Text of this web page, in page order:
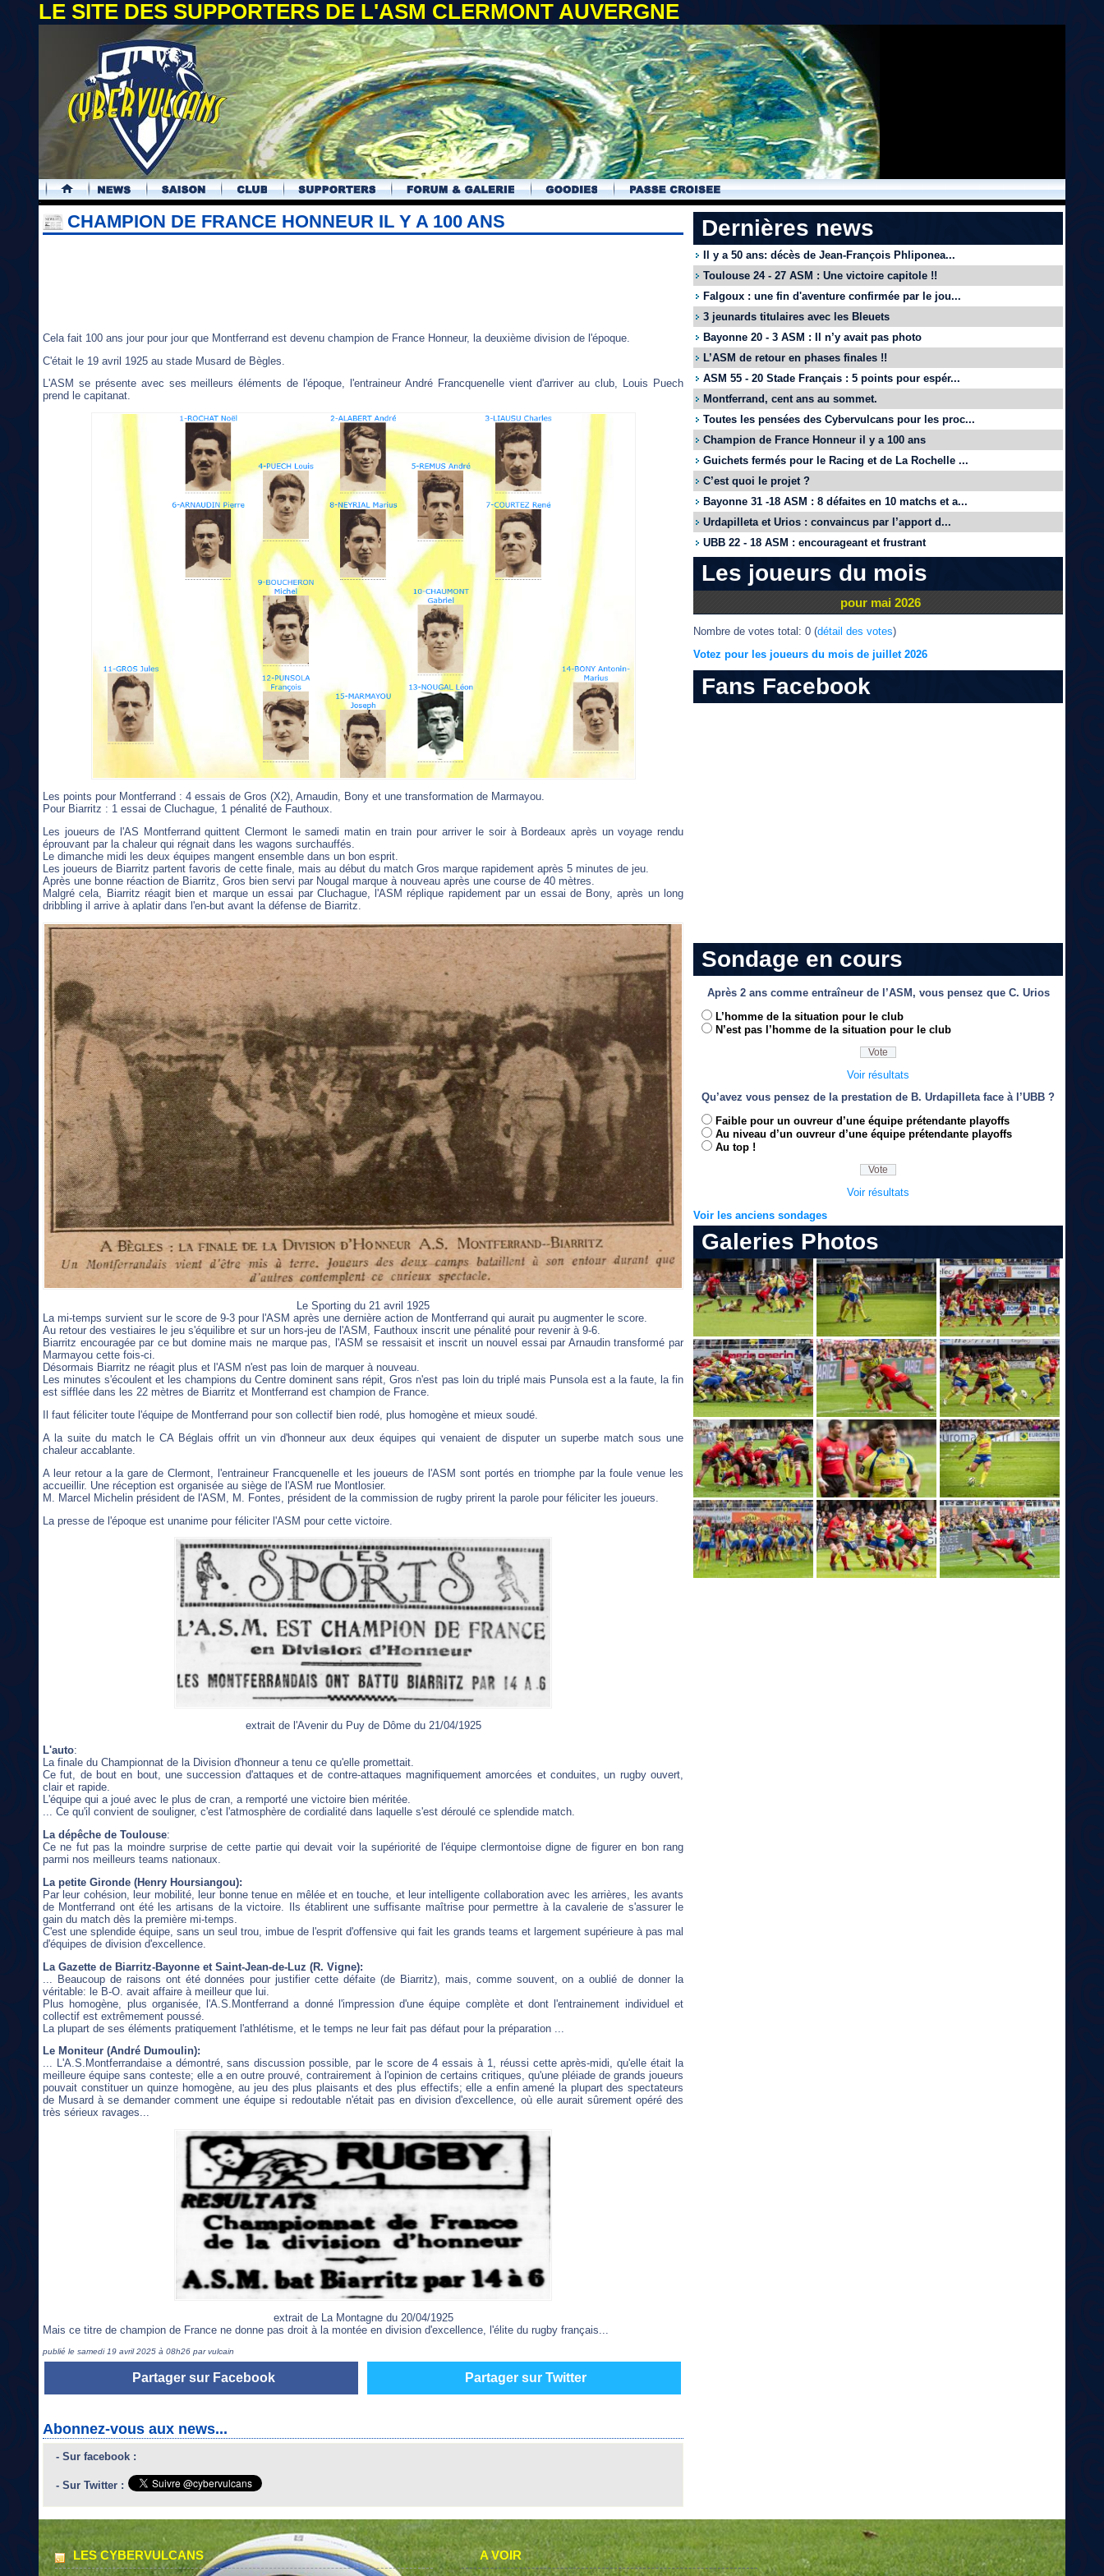
LE SITE DES SUPPORTERS DE L'ASM CLERMONT AUVERGNE
.
CHAMPION DE FRANCE HONNEUR IL Y A 100 ANS
Cela fait 100 ans jour pour jour que Montferrand est devenu champion de France Honneur, la deuxième division de l'époque.
C'était le 19 avril 1925 au stade Musard de Bègles.
L'ASM se présente avec ses meilleurs éléments de l'époque, l'entraineur André Francquenelle vient d'arriver au club, Louis Puech
prend le capitanat.
Les points pour Montferrand : 4 essais de Gros (X2), Arnaudin, Bony et une transformation de Marmayou.
Pour Biarritz : 1 essai de Cluchague, 1 pénalité de Fauthoux.
Les joueurs de l'AS Montferrand quittent Clermont le samedi matin en train pour arriver le soir à Bordeaux après un voyage rendu
éprouvant par la chaleur qui régnait dans les wagons surchauffés.
Le dimanche midi les deux équipes mangent ensemble dans un bon esprit.
Les joueurs de Biarritz partent favoris de cette finale, mais au début du match Gros marque rapidement après 5 minutes de jeu.
Après une bonne réaction de Biarritz, Gros bien servi par Nougal marque à nouveau après une course de 40 mètres.
Malgré cela, Biarritz réagit bien et marque un essai par Cluchague, l'ASM réplique rapidement par un essai de Bony, après un long
dribbling il arrive à aplatir dans l'en-but avant la défense de Biarritz.
Le Sporting du 21 avril 1925
La mi-temps survient sur le score de 9-3 pour l'ASM après une dernière action de Montferrand qui aurait pu augmenter le score.
Au retour des vestiaires le jeu s'équilibre et sur un hors-jeu de l'ASM, Fauthoux inscrit une pénalité pour revenir à 9-6.
Biarritz encouragée par ce but domine mais ne marque pas, l'ASM se ressaisit et inscrit un nouvel essai par Arnaudin transformé par
Marmayou cette fois-ci.
Désormais Biarritz ne réagit plus et l'ASM n'est pas loin de marquer à nouveau.
Les minutes s'écoulent et les champions du Centre dominent sans répit, Gros n'est pas loin du triplé mais Punsola est a la faute, la fin
est sifflée dans les 22 mètres de Biarritz et Montferrand est champion de France.
Il faut féliciter toute l'équipe de Montferrand pour son collectif bien rodé, plus homogène et mieux soudé.
A la suite du match le CA Béglais offrit un vin d'honneur aux deux équipes qui venaient de disputer un superbe match sous une
chaleur accablante.
A leur retour a la gare de Clermont, l'entraineur Francquenelle et les joueurs de l'ASM sont portés en triomphe par la foule venue les
accueillir. Une réception est organisée au siège de l'ASM rue Montlosier.
M. Marcel Michelin président de l'ASM, M. Fontes, président de la commission de rugby prirent la parole pour féliciter les joueurs.
La presse de l'époque est unanime pour féliciter l'ASM pour cette victoire.
extrait de l'Avenir du Puy de Dôme du 21/04/1925
L'auto:
La finale du Championnat de la Division d'honneur a tenu ce qu'elle promettait.
Ce fut, de bout en bout, une succession d'attaques et de contre-attaques magnifiquement amorcées et conduites, un rugby ouvert,
clair et rapide.
L'équipe qui a joué avec le plus de cran, a remporté une victoire bien méritée.
... Ce qu'il convient de souligner, c'est l'atmosphère de cordialité dans laquelle s'est déroulé ce splendide match.
La dépêche de Toulouse:
Ce ne fut pas la moindre surprise de cette partie qui devait voir la supériorité de l'équipe clermontoise digne de figurer en bon rang
parmi nos meilleurs teams nationaux.
La petite Gironde (Henry Hoursiangou):
Par leur cohésion, leur mobilité, leur bonne tenue en mêlée et en touche, et leur intelligente collaboration avec les arrières, les avants
de Montferrand ont été les artisans de la victoire. Ils établirent une suffisante maîtrise pour permettre à la cavalerie de s'assurer le
gain du match dès la première mi-temps.
C'est une splendide équipe, sans un seul trou, imbue de l'esprit d'offensive qui fait les grands teams et largement supérieure à pas mal
d'équipes de division d'excellence.
La Gazette de Biarritz-Bayonne et Saint-Jean-de-Luz (R. Vigne):
... Beaucoup de raisons ont été données pour justifier cette défaite (de Biarritz), mais, comme souvent, on a oublié de donner la
véritable: le B-O. avait affaire à meilleur que lui.
Plus homogène, plus organisée, l'A.S.Montferrand a donné l'impression d'une équipe complète et dont l'entrainement individuel et
collectif est extrêmement poussé.
La plupart de ses éléments pratiquement l'athlétisme, et le temps ne leur fait pas défaut pour la préparation ...
Le Moniteur (André Dumoulin):
... L'A.S.Montferrandaise a démontré, sans discussion possible, par le score de 4 essais à 1, réussi cette après-midi, qu'elle était la
meilleure équipe sans conteste; elle a en outre prouvé, contrairement à l'opinion de certains critiques, qu'une pléiade de grands joueurs
pouvait constituer un quinze homogène, au jeu des plus plaisants et des plus effectifs; elle a enfin amené la plupart des spectateurs
de Musard à se demander comment une équipe si redoutable n'était pas en division d'excellence, où elle aurait sûrement opéré des
très sérieux ravages...
extrait de La Montagne du 20/04/1925
Mais ce titre de champion de France ne donne pas droit à la montée en division d'excellence, l'élite du rugby français...
publié le samedi 19 avril 2025 à 08h26 par vulcain
Partager sur Facebook Partager sur Twitter
Abonnez-vous aux news...
- Sur facebook :
- Sur Twitter :
Dernières news
Il y a 50 ans: décès de Jean-François Phliponea...
Toulouse 24 - 27 ASM : Une victoire capitole !!
Falgoux : une fin d'aventure confirmée par le jou...
3 jeunards titulaires avec les Bleuets
Bayonne 20 - 3 ASM : Il n’y avait pas photo
L’ASM de retour en phases finales !!
ASM 55 - 20 Stade Français : 5 points pour espér...
Montferrand, cent ans au sommet.
Toutes les pensées des Cybervulcans pour les proc...
Champion de France Honneur il y a 100 ans
Guichets fermés pour le Racing et de La Rochelle ...
C’est quoi le projet ?
Bayonne 31 -18 ASM : 8 défaites en 10 matchs et a...
Urdapilleta et Urios : convaincus par l’apport d...
UBB 22 - 18 ASM : encourageant et frustrant
Les joueurs du mois
pour mai 2026
Nombre de votes total: 0 (détail des votes)
Votez pour les joueurs du mois de juillet 2026
Fans Facebook
Sondage en cours
Après 2 ans comme entraîneur de l’ASM, vous pensez que C. Urios
L’homme de la situation pour le club
N’est pas l’homme de la situation pour le club
Voir résultats
Qu’avez vous pensez de la prestation de B. Urdapilleta face à l’UBB ?
Faible pour un ouvreur d’une équipe prétendante playoffs
Au niveau d’un ouvreur d’une équipe prétendante playoffs
Au top !
Voir résultats
Voir les anciens sondages
Galeries Photos
LES CYBERVULCANS A VOIR